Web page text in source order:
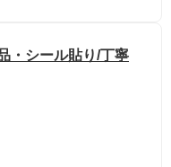
・シール貼り/丁寧